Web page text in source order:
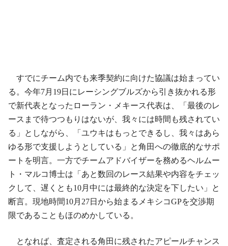
すでにチーム内でも来季契約に向けた協議は始まってい
る。今年7月19日にレーシングブルズから引き抜かれる形
で新代表となったローラン・メキース代表は、「最後のレ
ースまで待つつもりはないが、我々には時間も残されてい
る」としながら、「ユウキはもっとできるし、我々はあら
ゆる形で支援しようとしている」と角田への徹底的なサポ
ートを明言。一方でチームアドバイザーを務めるヘルムー
ト・マルコ博士は「あと数回のレース結果や内容をチェッ
クして、遅くとも10月中には最終的な決定を下したい」と
断言。現地時間10月27日から始まるメキシコGPを交渉期
限であることもほのめかしている。
となれば、査定される角田に残されたアピールチャンス